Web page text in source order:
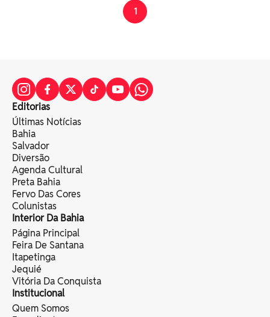
1
Editorias
Últimas Notícias
Bahia
Salvador
Diversão
Agenda Cultural
Preta Bahia
Fervo Das Cores
Colunistas
Interior Da Bahia
Página Principal
Feira De Santana
Itapetinga
Jequié
Vitória Da Conquista
Institucional
Quem Somos